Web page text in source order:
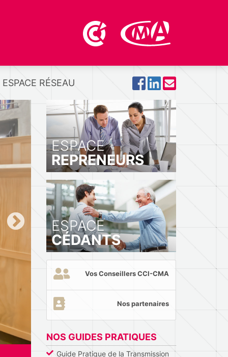
ESPACE RÉSEAU
ESPACE
REPRENEURS
ESPACE
CÉDANTS
Vos Conseillers CCI-CMA
Nos partenaires
NOS GUIDES PRATIQUES
Guide Pratique de la Transmission